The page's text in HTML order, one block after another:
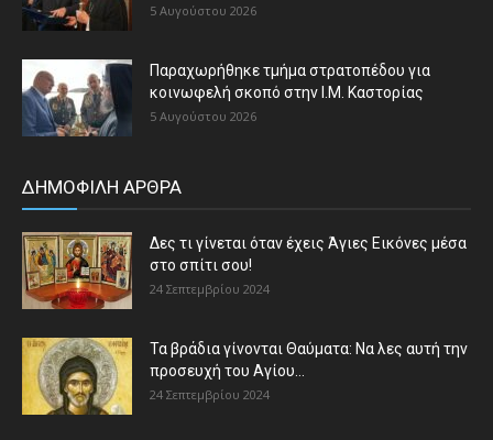
5 Αυγούστου 2026
Παραχωρήθηκε τμήμα στρατοπέδου για
κοινωφελή σκοπό στην Ι.Μ. Καστορίας
5 Αυγούστου 2026
ΔΗΜΟΦΙΛΗ ΑΡΘΡΑ
Δες τι γίνεται όταν έχεις Άγιες Εικόνες μέσα
στο σπίτι σου!
24 Σεπτεμβρίου 2024
Τα βράδια γίνονται Θαύματα: Να λες αυτή την
προσευχή του Αγίου...
24 Σεπτεμβρίου 2024